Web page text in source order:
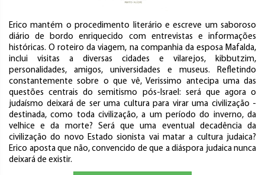
Erico mantém o procedimento literário e escreve um saboroso
diário de bordo enriquecido com entrevistas e informações
históricas. O roteiro da viagem, na companhia da esposa Mafalda,
inclui visitas a diversas cidades e vilarejos, kibbutzim,
personalidades, amigos, universidades e museus. Refletindo
constantemente sobre o que vê, Verissimo antecipa uma das
questões centrais do semitismo pós-Israel: será que agora o
judaísmo deixará de ser uma cultura para virar uma civilização -
destinada, como toda civilização, a um período do inverno, da
velhice e da morte? Será que uma eventual decadência da
civilização do novo Estado sionista vai matar a cultura judaica?
Erico aposta que não, convencido de que a diáspora judaica nunca
deixará de existir.